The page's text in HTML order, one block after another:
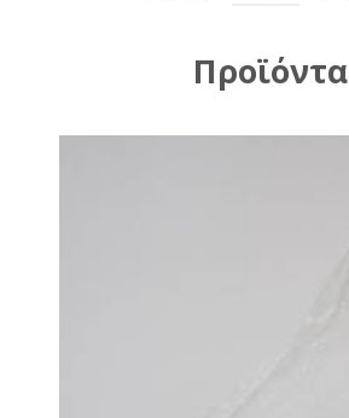
Προϊόντα